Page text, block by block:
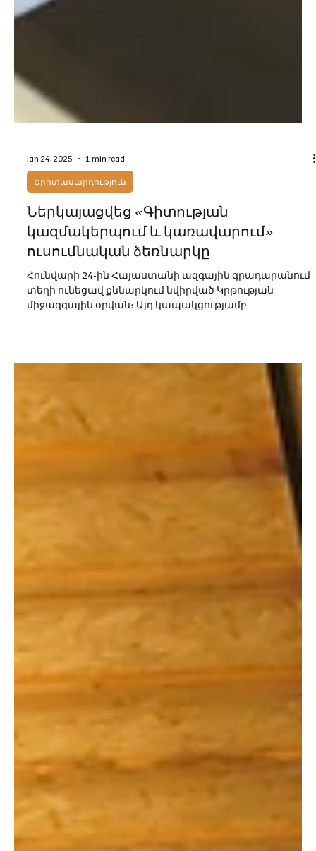
Jan 24, 2025 1 min read
Երիտասարդություն
ուսումնական ձեռնարկը
Հունվարի 24-ին Հայաստանի ազգային գրադարանում
տեղի ունեցավ քննարկում նվիրված Կրթության
միջազգային օրվան։ Այդ կապակցությամբ